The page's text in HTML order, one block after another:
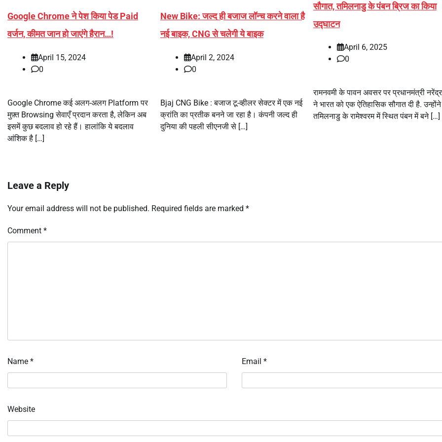
Google Chrome ने पेश किया पेड Paid
वर्जन, कीमत जान हो जाएंगे हैरान…!
April 15, 2024
0
Google Chrome कई अलग-अलग Platform पर
मुफ़्त Browsing सेवाएँ प्रदान करता है, लेकिन अब
इसमें कुछ बदलाव हो रहे हैं। हालांकि ये बदलाव
आंशिक है […]
New Bike: जल्द ही बजाज लॉन्च करने वाला है
नई बाइक, CNG से चलेगी ये बाइक
April 2, 2024
0
Bjaj CNG Bike : बजाज टू-व्हीलर सेक्टर में एक नई
क्रांति का प्रतीक बनने जा रहा है। कंपनी जल्द ही
दुनिया की पहली सीएनजी से […]
सौगात, तमिलनाडु के पंबन ब्रिज का किया
उद्घाटन
April 6, 2025
0
रामनवमी के पावन अवसर पर प्रधानमंत्री नरेंद्र
ने भारत को एक ऐतिहासिक सौगात दी है. उन्होंने
तमिलनाडु के रामेश्वरम में स्थित पंबन में बने […]
Leave a Reply
Your email address will not be published. Required fields are marked *
Comment *
Name * Email *
Website